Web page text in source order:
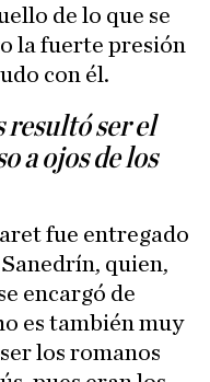
de lo que se
la fuerte presión
con él.
resultó ser el
a ojos de los
fue entregado
quien,
encargó de
es también muy
los romanos